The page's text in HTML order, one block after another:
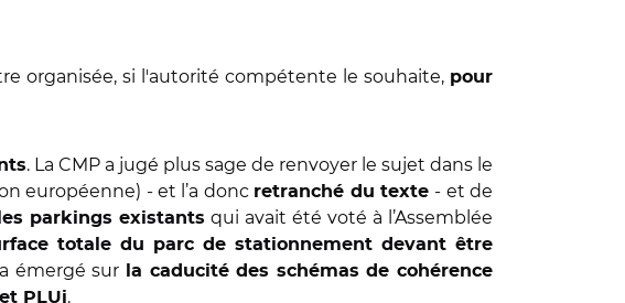
organisée, si l'autorité compétente le souhaite, pour
. La CMP a jugé plus sage de renvoyer le sujet dans le
européenne) - et l’a donc retranché du texte - et de
parkings existants qui avait été voté à l’Assemblée
totale du parc de stationnement devant être
émergé sur
la caducité des schémas de cohérence
PLUi.